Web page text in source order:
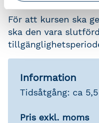
För att kursen ska
ska den vara
Information
Tidsåtgång: ca
Pris exkl. moms